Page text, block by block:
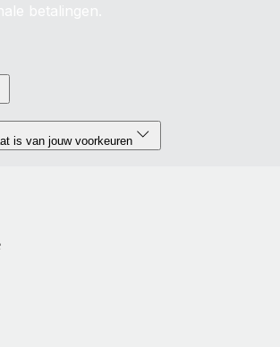
betalingen.
is van jouw voorkeuren